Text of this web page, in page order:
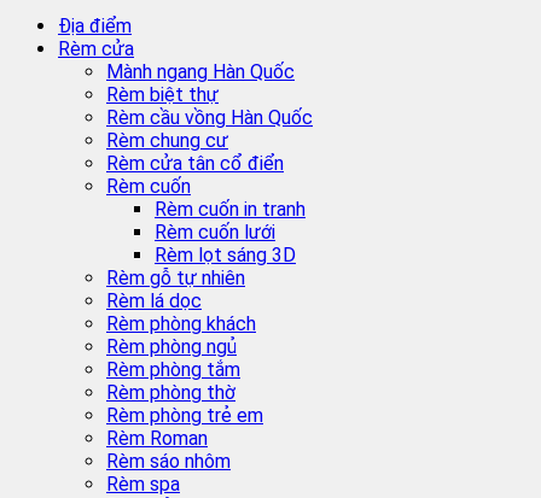
Địa điểm
Rèm cửa
Mành ngang Hàn Quốc
Rèm biệt thự
Rèm cầu vồng Hàn Quốc
Rèm chung cư
Rèm cửa tân cổ điển
Rèm cuốn
Rèm cuốn in tranh
Rèm cuốn lưới
Rèm lọt sáng 3D
Rèm gỗ tự nhiên
Rèm lá dọc
Rèm phòng khách
Rèm phòng ngủ
Rèm phòng tắm
Rèm phòng thờ
Rèm phòng trẻ em
Rèm Roman
Rèm sáo nhôm
Rèm spa